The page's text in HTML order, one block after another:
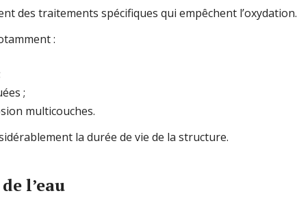
des traitements spécifiques qui empêchent l’oxydation.
:
;
multicouches.
la durée de vie de la structure.
l’eau